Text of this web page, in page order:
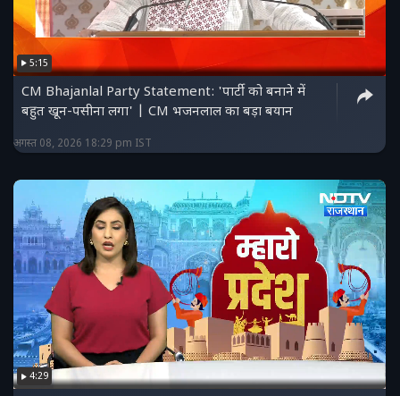
5:15
CM Bhajanlal Party Statement: 'पार्टी को बनाने में
बहुत खून-पसीना लगा' | CM भजनलाल का बड़ा बयान
अगस्त 08, 2026 18:29 pm IST
4:29